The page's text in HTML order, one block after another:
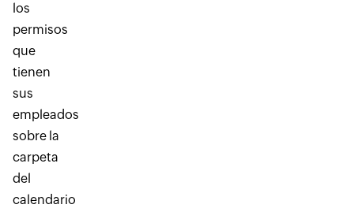
los
permisos
que
tienen
sus
empleados
sobre la
carpeta
del
calendario